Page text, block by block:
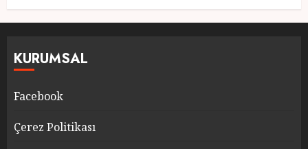
KURUMSAL
Facebook
Çerez Politikası